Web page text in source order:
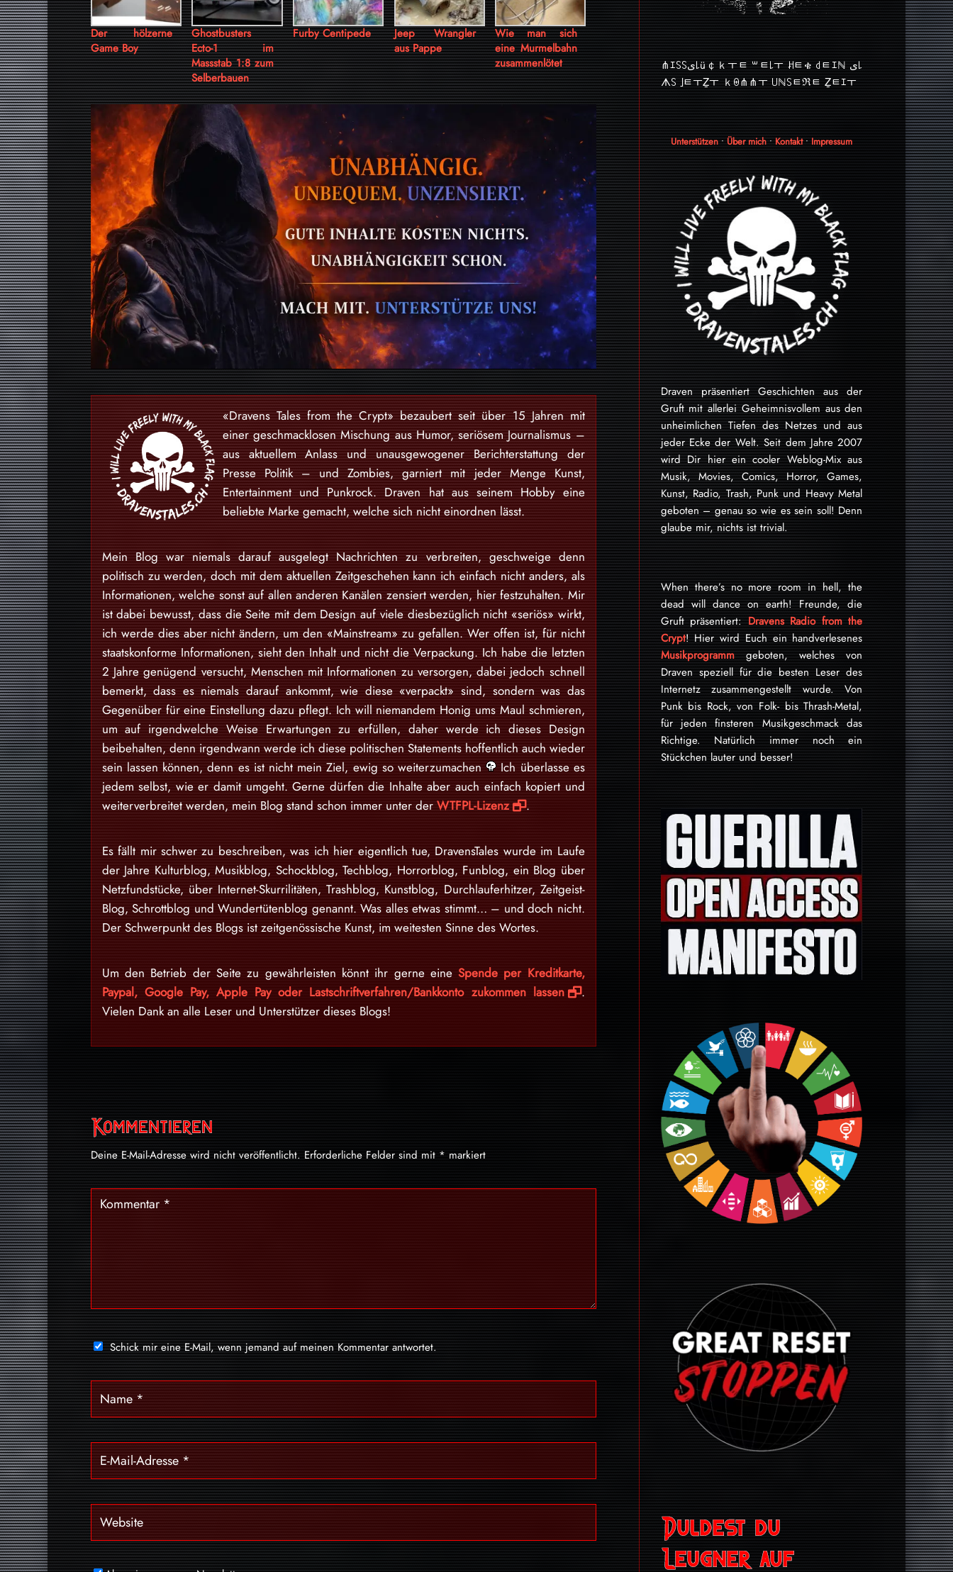
Der hölzerne
Game Boy
Ghostbusters
Ecto-1 im
Massstab 1:8 zum
Selberbauen
Furby Centipede
Jeep Wrangler
aus Pappe
Wie man sich
eine Murmelbahn
zusammenlötet
«Dravens Tales from the Crypt» bezaubert seit über 15 Jahren mit
einer geschmacklosen Mischung aus Humor, seriösem Journalismus –
aus aktuellem Anlass und unausgewogener Berichterstattung der
Presse Politik – und Zombies, garniert mit jeder Menge Kunst,
Entertainment und Punkrock. Draven hat aus seinem Hobby eine
beliebte Marke gemacht, welche sich nicht einordnen lässt.
Mein Blog war niemals darauf ausgelegt Nachrichten zu verbreiten, geschweige denn
politisch zu werden, doch mit dem aktuellen Zeitgeschehen kann ich einfach nicht anders, als
Informationen, welche sonst auf allen anderen Kanälen zensiert werden, hier festzuhalten. Mir
ist dabei bewusst, dass die Seite mit dem Design auf viele diesbezüglich nicht «seriös» wirkt,
ich werde dies aber nicht ändern, um den «Mainstream» zu gefallen. Wer offen ist, für nicht
staatskonforme Informationen, sieht den Inhalt und nicht die Verpackung. Ich habe die letzten
2 Jahre genügend versucht, Menschen mit Informationen zu versorgen, dabei jedoch schnell
bemerkt, dass es niemals darauf ankommt, wie diese «verpackt» sind, sondern was das
Gegenüber für eine Einstellung dazu pflegt. Ich will niemandem Honig ums Maul schmieren,
um auf irgendwelche Weise Erwartungen zu erfüllen, daher werde ich dieses Design
beibehalten, denn irgendwann werde ich diese politischen Statements hoffentlich auch wieder
sein lassen können, denn es ist nicht mein Ziel, ewig so weiterzumachen
Ich überlasse es
jedem selbst, wie er damit umgeht. Gerne dürfen die Inhalte aber auch einfach kopiert und
weiterverbreitet werden, mein Blog stand schon immer unter der WTFPL-Lizenz .
Es fällt mir schwer zu beschreiben, was ich hier eigentlich tue, DravensTales wurde im Laufe
der Jahre Kulturblog, Musikblog, Schockblog, Techblog, Horrorblog, Funblog, ein Blog über
Netzfundstücke, über Internet-Skurrilitäten, Trashblog, Kunstblog, Durchlauferhitzer, Zeitgeist-
Blog, Schrottblog und Wundertütenblog genannt. Was alles etwas stimmt… – und doch nicht.
Der Schwerpunkt des Blogs ist zeitgenössische Kunst, im weitesten Sinne des Wortes.
Um den Betrieb der Seite zu gewährleisten könnt ihr gerne eineSpende per Kreditkarte,
Paypal, Google Pay, Apple Pay oder Lastschriftverfahren/Bankkonto zukommen lassen
.
Vielen Dank an alle Leser und Unterstützer dieses Blogs!
Kommentieren
Deine E-Mail-Adresse wird nicht veröffentlicht. Erforderliche Felder sind mit * markiert
Schick mir eine E-Mail, wenn jemand auf meinen Kommentar antwortet.
⋔ｴ꒚꒚ﻯ꒒ü￠ｋￓﾼ ꒳ﾼ꒒ￓ ꎧﾼቄ ꒯ﾼｴℕ ﻯ꒒
ᗑ꒚ ｣ﾼￓẔￓ ｋꑙ⋔⋔ￓ ꒤ℕ꒚ﾼℜﾼ Ẕﾼｴￓ
Unterstützen• Über mich• Kontakt• Impressum
Draven präsentiert Geschichten aus der
Gruft mit allerlei Geheimnisvollem aus den
unheimlichen Tiefen des Netzes und aus
jeder Ecke der Welt. Seit dem Jahre 2007
wird Dir hier ein cooler Weblog-Mix aus
Musik, Movies, Comics, Horror, Games,
Kunst, Radio, Trash, Punk und Heavy Metal
geboten – genau so wie es sein soll! Denn
glaube mir, nichts ist trivial.
When there’s no more room in hell, the
dead will dance on earth! Freunde, die
Gruft präsentiert: Dravens Radio from the
Crypt! Hier wird Euch ein handverlesenes
Musikprogrammgeboten, welches von
Draven speziell für die besten Leser des
Internetz zu­sammen­ge­stellt wurde. Von
Punk bis Rock, von Folk- bis Thrash-Metal,
für je­den finsteren Mu­sik­ge­schmack das
Rich­tige. Natürlich immer noch ein
Stückchen lauter und besser!
Duldest du
Leugner auf